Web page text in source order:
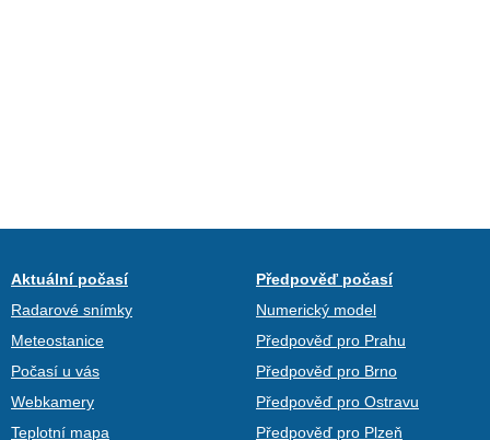
Aktuální počasí
Radarové snímky
Meteostanice
Počasí u vás
Webkamery
Teplotní mapa
Předpověď počasí
Numerický model
Předpověď pro Prahu
Předpověď pro Brno
Předpověď pro Ostravu
Předpověď pro Plzeň